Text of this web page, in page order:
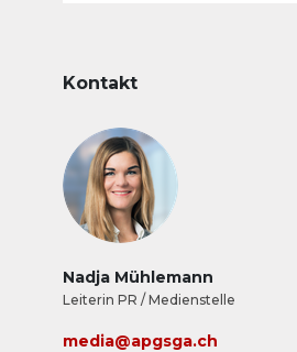
Kontakt
Nadja Mühlemann
Leiterin PR / Medienstelle
media@apgsga.ch